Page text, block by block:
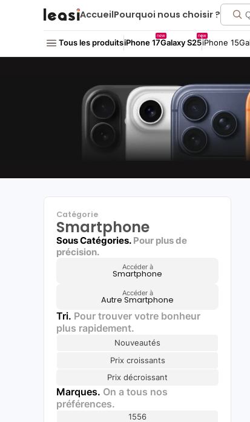
AccueilPourquoi nous choisir ?
Tous les produitsiPhone 17
new
Galaxy S25
new
iPhone 15
Catégorie
Smartphone
Sous Catégories. Pour plus de
précision.
Accéder à
Smartphone
Accéder à
Autre Smartphone
Tri. Pour trouver votre bonheur
plus rapidement.
Nouveautés
Prix croissants
Prix décroissant
Marques. On a tous nos
préférences.
1556